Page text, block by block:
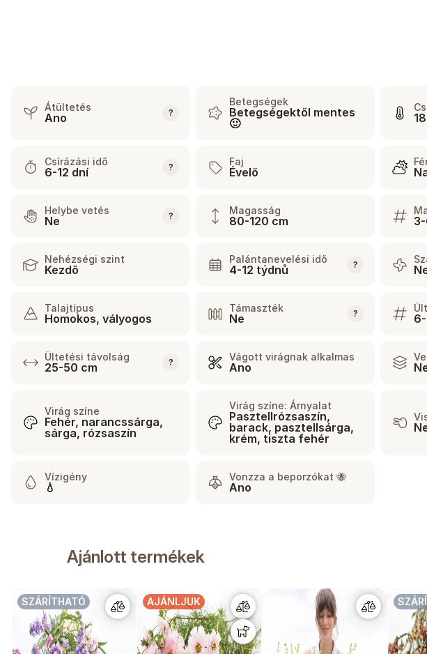
Átültetés
Ano ?
Betegségek
Betegségektől mentes
🙂
Csírázási idő
6-12 dní ? Faj
Évelő
Helybe vetés
Ne ? Magasság
80-120 cm
Nehézségi szint
Kezdő
Palántanevelési idő
4-12 týdnů ?
Talajtípus
Homokos, vályogos
Támaszték
Ne ?
Ültetési távolság
25-50 cm ? Vágott virágnak alkalmas
Ano
Virág színe
Fehér, narancssárga,
sárga, rózsaszín
Virág színe: Árnyalat
Pasztellrózsaszín,
barack, pasztellsárga,
krém, tiszta fehér
Vízigény
💧
Vonzza a beporzókat 🐝
Ano
Ajánlott termékek
SZÁRÍTHATÓ AJÁNLJUK